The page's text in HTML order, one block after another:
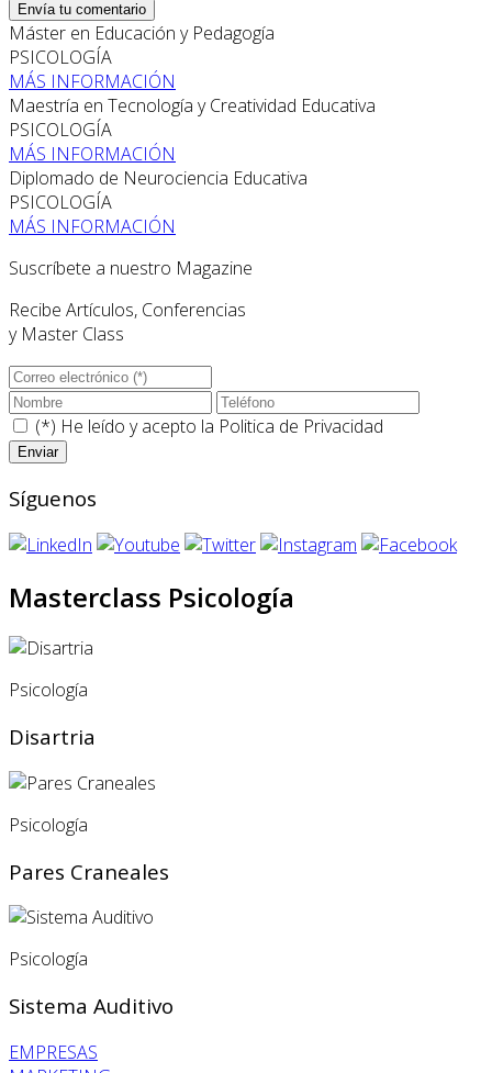
Envía tu comentario
Máster en Educación y Pedagogía
PSICOLOGÍA
MÁS INFORMACIÓN
Maestría en Tecnología y Creatividad Educativa
PSICOLOGÍA
MÁS INFORMACIÓN
Diplomado de Neurociencia Educativa
PSICOLOGÍA
MÁS INFORMACIÓN
Suscríbete a nuestro Magazine
Recibe Artículos, Conferencias
y Master Class
(*) He leído y acepto la Politica de Privacidad
Síguenos
Masterclass Psicología
Psicología
Disartria
Psicología
Pares Craneales
Psicología
Sistema Auditivo
EMPRESAS